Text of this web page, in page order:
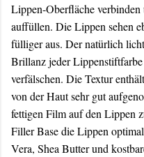
Lippen-Oberfläche
auffüllen. Die Lippen sehen
fülliger aus. Der natürlich
Brillanz jeder
verfälschen. Die Textur
von der Haut sehr gut
fettigen Film auf den Lippen
Filler Base die Lippen
Vera, Shea Butter und